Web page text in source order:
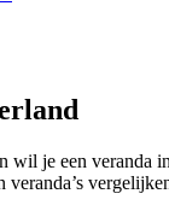
wil je een veranda
veranda’s